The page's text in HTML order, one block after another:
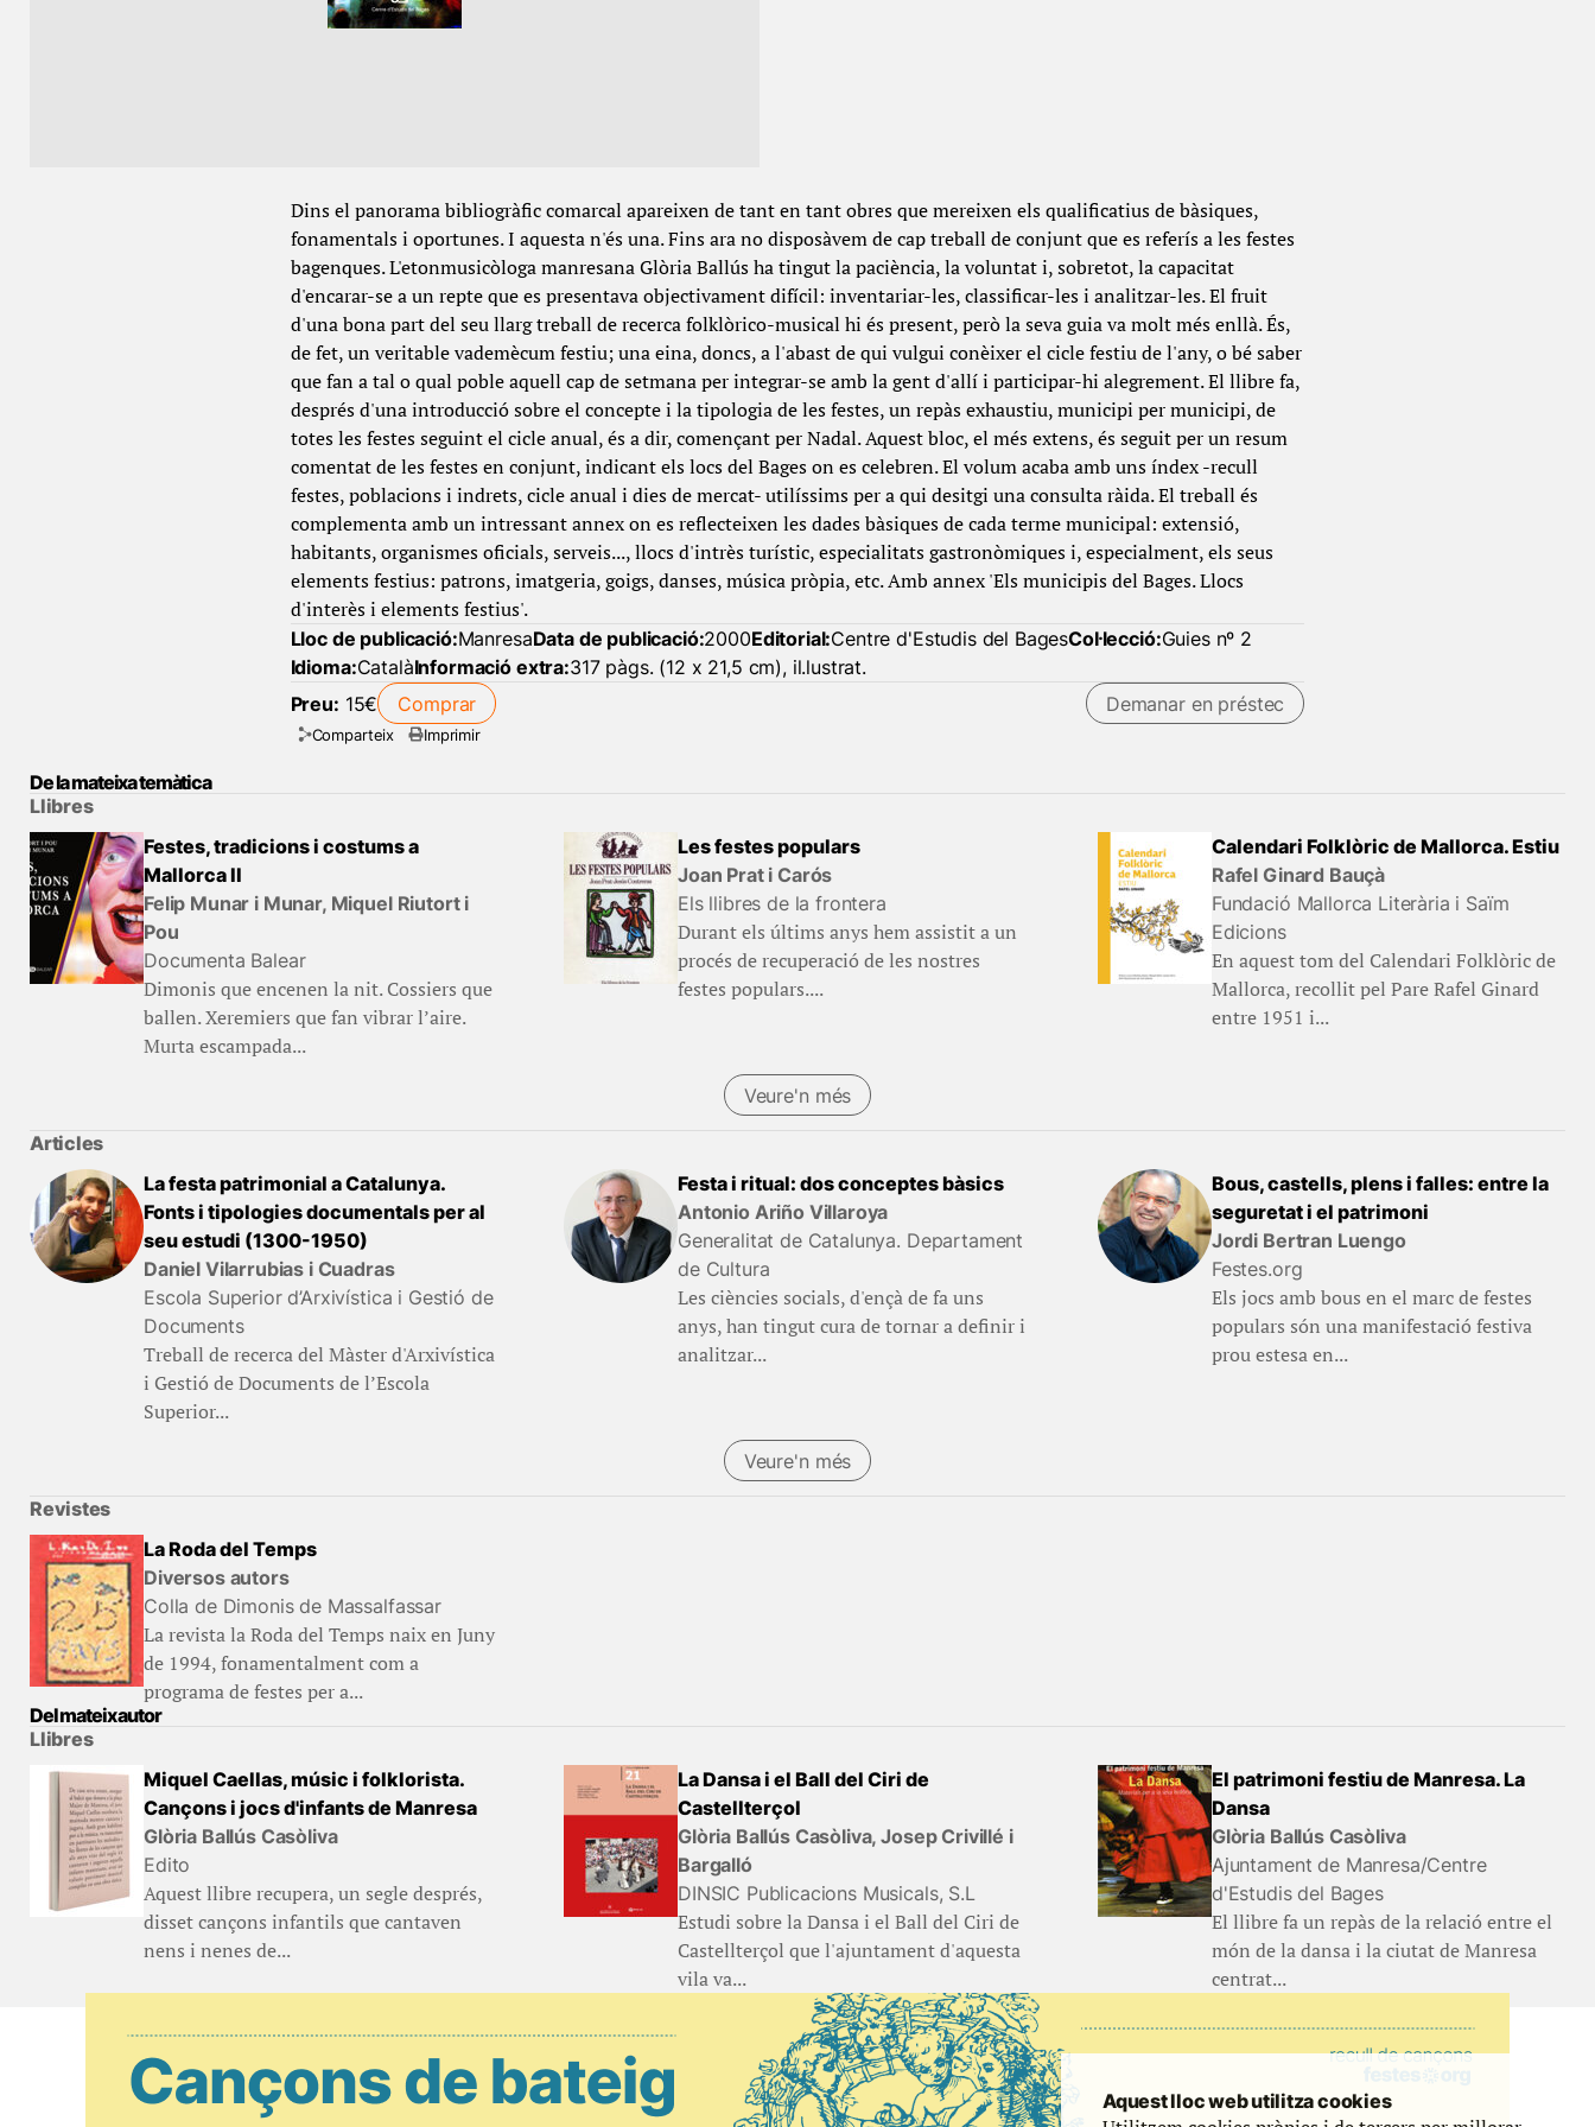
Dins el panorama bibliogràfic comarcal apareixen de tant en tant obres que mereixen els qualificatius de bàsiques,
fonamentals i oportunes. I aquesta n'és una. Fins ara no disposàvem de cap treball de conjunt que es referís a les festes
bagenques. L'etonmusicòloga manresana Glòria Ballús ha tingut la paciència, la voluntat i, sobretot, la capacitat
d'encarar-se a un repte que es presentava objectivament difícil: inventariar-les, classificar-les i analitzar-les. El fruit
d'una bona part del seu llarg treball de recerca folklòrico-musical hi és present, però la seva guia va molt més enllà. És,
de fet, un veritable vademècum festiu; una eina, doncs, a l'abast de qui vulgui conèixer el cicle festiu de l'any, o bé saber
que fan a tal o qual poble aquell cap de setmana per integrar-se amb la gent d'allí i participar-hi alegrement. El llibre fa,
després d'una introducció sobre el concepte i la tipologia de les festes, un repàs exhaustiu, municipi per municipi, de
totes les festes seguint el cicle anual, és a dir, començant per Nadal. Aquest bloc, el més extens, és seguit per un resum
comentat de les festes en conjunt, indicant els locs del Bages on es celebren. El volum acaba amb uns índex -recull
festes, poblacions i indrets, cicle anual i dies de mercat- utilíssims per a qui desitgi una consulta ràida. El treball és
complementa amb un intressant annex on es reflecteixen les dades bàsiques de cada terme municipal: extensió,
habitants, organismes oficials, serveis..., llocs d'intrès turístic, especialitats gastronòmiques i, especialment, els seus
elements festius: patrons, imatgeria, goigs, danses, música pròpia, etc. Amb annex 'Els municipis del Bages. Llocs
d'interès i elements festius'.
Lloc de publicació:ManresaData de publicació:2000Editorial:Centre d'Estudis del BagesCol·lecció:Guies nº 2
Idioma:CatalàInformació extra:317 pàgs. (12 x 21,5 cm), il.lustrat.
Preu: 15€ Comprar Demanar en préstec
Comparteix Imprimir
De la mateixa temàtica
Llibres
Festes, tradicions i costums a
Mallorca II
Felip Munar i Munar, Miquel Riutort i
Pou
Documenta Balear
Dimonis que encenen la nit. Cossiers que
ballen. Xeremiers que fan vibrar l’aire.
Murta escampada...
Les festes populars
Joan Prat i Carós
Els llibres de la frontera
Durant els últims anys hem assistit a un
procés de recuperació de les nostres
festes populars....
Calendari Folklòric de Mallorca. Estiu
Rafel Ginard Bauçà
Fundació Mallorca Literària i Saïm
Edicions
En aquest tom del Calendari Folklòric de
Mallorca, recollit pel Pare Rafel Ginard
entre 1951 i...
Veure'n més
Articles
La festa patrimonial a Catalunya.
Fonts i tipologies documentals per al
seu estudi (1300-1950)
Daniel Vilarrubias i Cuadras
Escola Superior d’Arxivística i Gestió de
Documents
Treball de recerca del Màster d'Arxivística
i Gestió de Documents de l’Escola
Superior...
Festa i ritual: dos conceptes bàsics
Antonio Ariño Villaroya
Generalitat de Catalunya. Departament
de Cultura
Les ciències socials, d'ençà de fa uns
anys, han tingut cura de tornar a definir i
analitzar...
Bous, castells, plens i falles: entre la
seguretat i el patrimoni
Jordi Bertran Luengo
Festes.org
Els jocs amb bous en el marc de festes
populars són una manifestació festiva
prou estesa en...
Veure'n més
Revistes
La Roda del Temps
Diversos autors
Colla de Dimonis de Massalfassar
La revista la Roda del Temps naix en Juny
de 1994, fonamentalment com a
programa de festes per a...
Del mateix autor
Llibres
Miquel Caellas, músic i folklorista.
Cançons i jocs d'infants de Manresa
Glòria Ballús Casòliva
Edito
Aquest llibre recupera, un segle després,
disset cançons infantils que cantaven
nens i nenes de...
La Dansa i el Ball del Ciri de
Castellterçol
Glòria Ballús Casòliva, Josep Crivillé i
Bargalló
DINSIC Publicacions Musicals, S.L
Estudi sobre la Dansa i el Ball del Ciri de
Castellterçol que l'ajuntament d'aquesta
vila va...
El patrimoni festiu de Manresa. La
Dansa
Glòria Ballús Casòliva
Ajuntament de Manresa/Centre
d'Estudis del Bages
El llibre fa un repàs de la relació entre el
món de la dansa i la ciutat de Manresa
centrat...
Aquest lloc web utilitza cookies